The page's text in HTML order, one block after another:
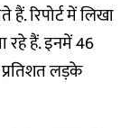
रिपोर्ट में लिखा
हैं. इनमें 46
लड़के